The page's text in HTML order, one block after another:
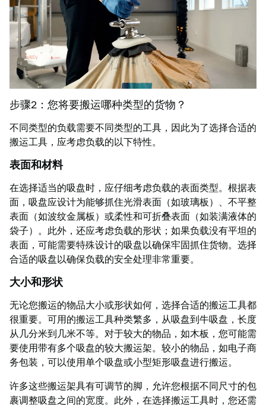
步骤2：您将要搬运哪种类型的货物？
不同类型的负载需要不同类型的工具，因此为了选择合适的
搬运工具，应考虑负载的以下特性。
表面和材料
在选择适当的吸盘时，应仔细考虑负载的表面类型。根据表
面，吸盘应设计为能够抓住光滑表面（如玻璃板）、不平整
表面（如波纹金属板）或柔性和可折叠表面（如装满液体的
袋子）。此外，还应考虑负载的形状；如果负载没有平坦的
表面，可能需要特殊设计的吸盘以确保牢固抓住货物。选择
合适的吸盘以确保负载的安全处理非常重要。
大小和形状
无论您搬运的物品大小或形状如何，选择合适的搬运工具都
很重要。可用的搬运工具种类繁多，从吸盘到牛吸盘，长度
从几分米到几米不等。对于较大的物品，如木板，您可能需
要使用带有多个吸盘的较大搬运架。较小的物品，如电子商
务包装，可以使用单个吸盘或小型矩形吸盘进行搬运。
许多这些搬运架具有可调节的脚，允许您根据不同尺寸的包
裹调整吸盘之间的宽度。此外，在选择搬运工具时，您还需